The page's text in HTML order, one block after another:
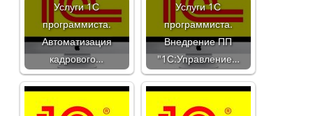
Услуги 1С
программиста.
Автоматизация
кадрового…
Услуги 1С
программиста.
Внедрение ПП
"1С:Управление…